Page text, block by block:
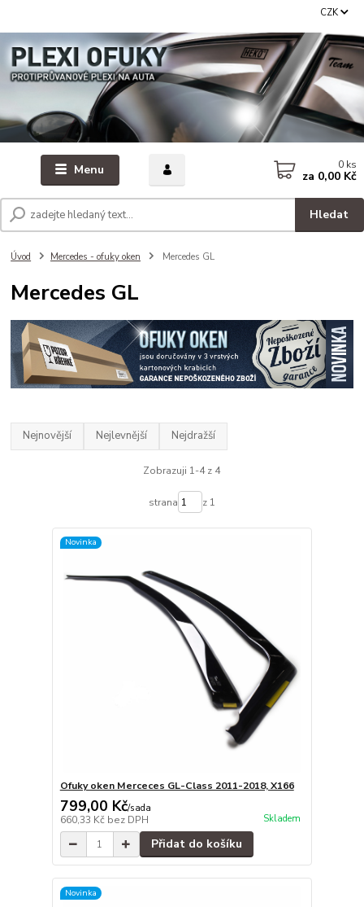
Menu
CZK
Hledat
0 ks
za 0,00 Kč
Úvod Mercedes - ofuky oken Mercedes GL
Mercedes GL
Nejnovější Nejlevnější Nejdražší
Zobrazuji 1-4 z 4
strana z 1
Novinka
Ofuky oken Merceces GL-Class 2011-2018, X166
799,00 Kč/sada
660,33 Kč bez DPH Skladem
Přidat do košíku
Novinka